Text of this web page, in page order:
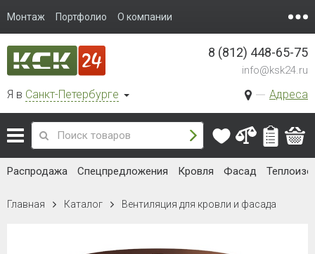
Монтаж Портфолио О компании
Я в Санкт-Петербурге Адреса
8 (812) 448-65-75
info@ksk24.ru
Распродажа Спецпредложения Кровля Фасад
Главная Каталог Вентиляция для кровли и фасада